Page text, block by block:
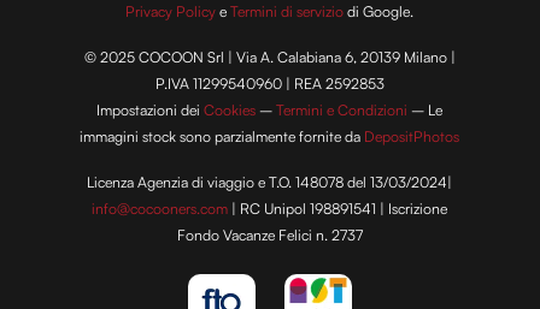
Privacy Policy eTermini di servizio di Google.
© 2025 COCOON Srl | Via A. Calabiana 6, 20139 Milano |
P.IVA 11299540960 | REA 2592853
Impostazioni deiCookies –Termini e Condizioni – Le
immagini stock sono parzialmente fornite da DepositPhotos
Licenza Agenzia di viaggio e T.O. 148078 del 13/03/2024|
info@cocooners.com | RC Unipol 198891541 | Iscrizione
Fondo Vacanze Felici n. 2737